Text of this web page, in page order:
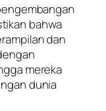
bahwa
dan
mereka
dunia